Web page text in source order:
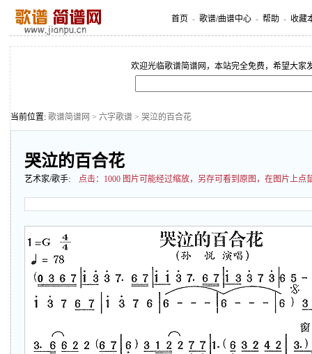
首页 - 歌谱/曲谱中心 - 帮助 - 收藏
欢迎光临歌谱简谱网，本站完全免费，希望大家
当前位置: 歌谱简谱网 > 六字歌谱 > 哭泣的百合花
哭泣的百合花
艺术家/歌手: 点击： 1000 图片可能经过缩放，另存可看到原图，在图片上